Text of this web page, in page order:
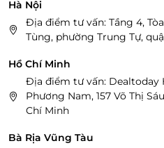
Hà Nội
Địa điểm tư vấn: Tầng 4,
Tùng, phường Trung Tự,
Hồ Chí Minh
Địa điểm tư vấn: Dealtoday
Phương Nam, 157 Võ Thị
Chí Minh
Bà Rịa Vũng Tàu